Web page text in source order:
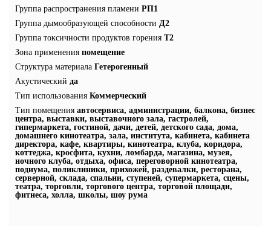
Группа распространения пламени РП1
Группа дымообразующей способности Д2
Группа токсичности продуктов горения Т2
Зона применения помещение
Структура материала Гетерогенный
Акустический да
Тип использования Коммерческий
Тип помещения автосервиса, администрации, балкона, бизнес
центра, выставки, выставочного зала, гастролей,
гипермаркета, гостиной, дачи, детей, детского сада, дома,
домашнего кинотеатра, зала, института, кабинета, кабинета
директора, кафе, квартиры, кинотеатра, клуба, коридора,
коттеджа, кросфита, кухни, ломбарда, магазина, музея,
ночного клуба, отдыха, офиса, переговорной кинотеатра,
подиума, поликлиники, прихожей, раздевалки, ресторана,
серверной, склада, спальни, ступеней, супермаркета, сцены,
театра, торговли, торгового центра, торговой площади,
фитнеса, холла, школы, шоу рума